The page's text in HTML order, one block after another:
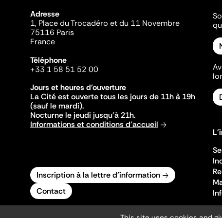
Adresse
1, Place du Trocadéro et du 11 Novembre
75116 Paris
France
Téléphone
+33 1 58 51 52 00
Jours et heures d'ouverture
La Cité est ouverte tous les jours de 11h à 19h
(sauf le mardi).
Nocturne le jeudi jusqu'à 21h.
Informations et conditions d'accueil
Inscription à la lettre d'information
Contact